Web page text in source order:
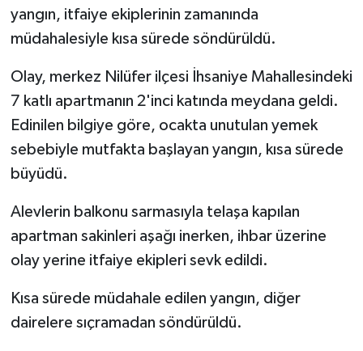
yangın, itfaiye ekiplerinin zamanında
müdahalesiyle kısa sürede söndürüldü.
Olay, merkez Nilüfer ilçesi İhsaniye Mahallesindeki
7 katlı apartmanın 2'inci katında meydana geldi.
Edinilen bilgiye göre, ocakta unutulan yemek
sebebiyle mutfakta başlayan yangın, kısa sürede
büyüdü.
Alevlerin balkonu sarmasıyla telaşa kapılan
apartman sakinleri aşağı inerken, ihbar üzerine
olay yerine itfaiye ekipleri sevk edildi.
Kısa sürede müdahale edilen yangın, diğer
dairelere sıçramadan söndürüldü.